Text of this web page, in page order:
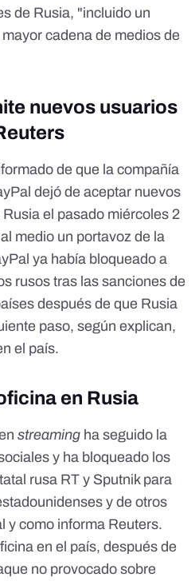
de Rusia, "incluido un
cadena de medios de
nuevos usuarios
de que la compañía
dejó de aceptar nuevos
Rusia el pasado miércoles 2
medio un portavoz de la
ya había bloqueado a
rusos tras las sanciones de
después de que Rusia
paso, según explican,
el país.
en Rusia
streaming ha seguido la
y ha bloqueado los
rusa RT y Sputnik para
y de otros
y como informa Reuters.
en el país, después de
no provocado sobre